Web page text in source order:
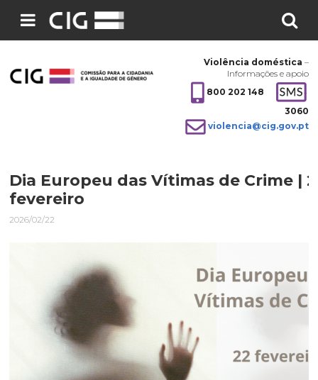
Violência doméstica –
Informações e apoio
800 202 148
3060
violencia@cig.gov.pt
Dia Europeu das Vítimas de Crime |
fevereiro
2026/02/22
Pesquisar